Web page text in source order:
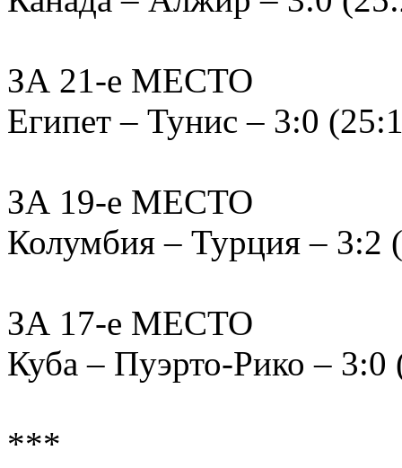
ЗА 21-е МЕСТО
Египет – Тунис – 3:0
ЗА 19-е МЕСТО
Колумбия – Турция – 3:2
ЗА 17-е МЕСТО
Куба – Пуэрто-Рико –
***